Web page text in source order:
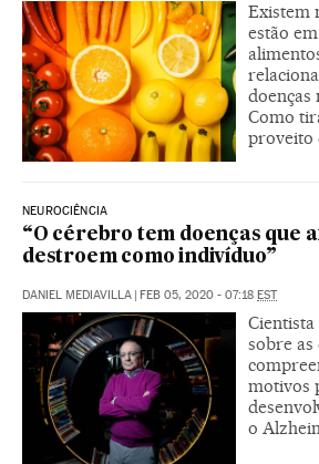
Existem
estão
doenças
Como
proveito
NEUROCIÊNCIA
“O cérebro tem doenças que
destroem como indivíduo”
DANIEL MEDIAVILLA FEB 05, 2020 - 07:18 EST
sobre
motivos
o